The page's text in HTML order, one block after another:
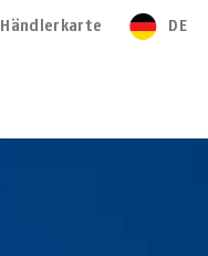
Händlerkarte DE